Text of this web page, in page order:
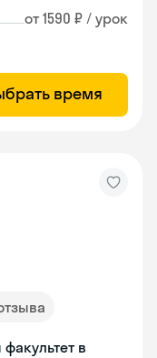
от 1590 ₽ / урок
время
в